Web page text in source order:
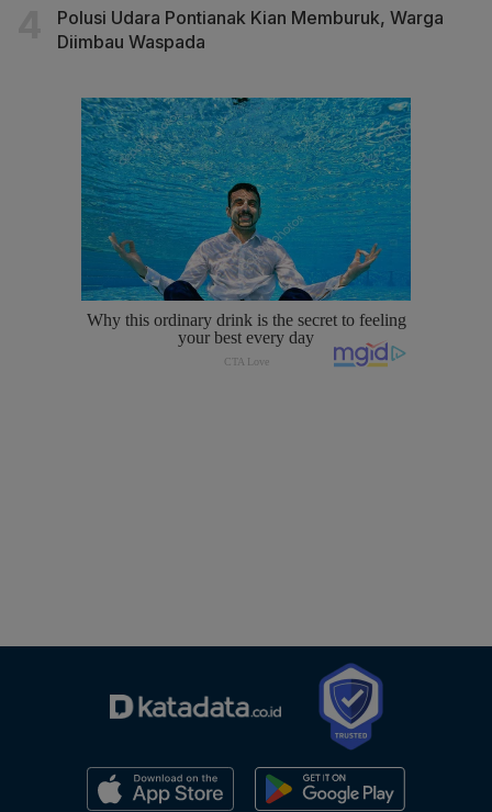
Polusi Udara Pontianak Kian Memburuk, Warga
Diimbau Waspada